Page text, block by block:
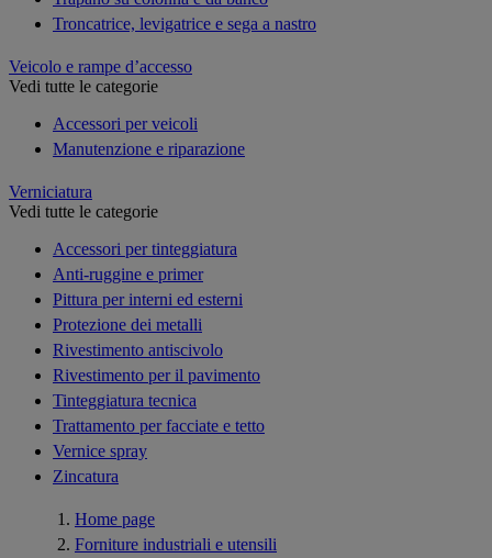
Troncatrice, levigatrice e sega a nastro
Veicolo e rampe d’accesso
Vedi tutte le categorie
Accessori per veicoli
Manutenzione e riparazione
Verniciatura
Vedi tutte le categorie
Accessori per tinteggiatura
Anti-ruggine e primer
Pittura per interni ed esterni
Protezione dei metalli
Rivestimento antiscivolo
Rivestimento per il pavimento
Tinteggiatura tecnica
Trattamento per facciate e tetto
Vernice spray
Zincatura
Home page
Forniture industriali e utensili